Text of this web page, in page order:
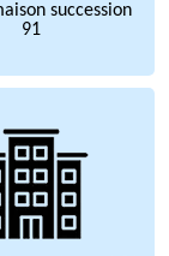
succession
91